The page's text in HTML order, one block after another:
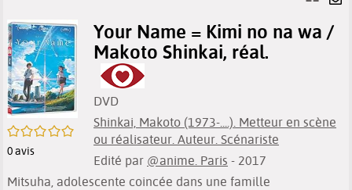
/5
0avis
Your Name = Kimi no na wa /
Makoto Shinkai, réal.
DVD
Shinkai, Makoto (1973-....). Metteur en scène
ou réalisateur. Auteur. Scénariste
Edité par @anime. Paris - 2017
Mitsuha, adolescente coincée dans une famille